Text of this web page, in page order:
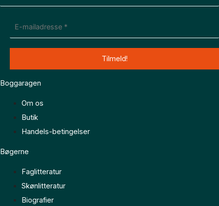
Boggaragen
Om os
Butik
Handels-betingelser
Bøgerne
Faglitteratur
Skønlitteratur
Biografier